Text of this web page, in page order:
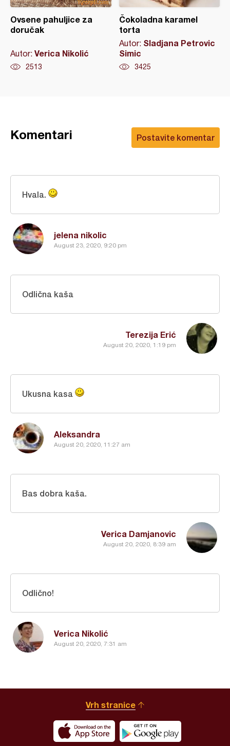
Ovsene pahuljice za
doručak
Autor: Verica Nikolić
2513
Čokoladna karamel
torta
Autor: Sladjana Petrovic
Simic
3425
Postavite komentar
Komentari
jelena nikolic
August 23, 2020, 9:20 pm
Hvala.
Terezija Erić
August 20, 2020, 1:19 pm
Odlična kaša
Aleksandra
August 20, 2020, 11:27 am
Ukusna kasa
Verica Damjanovic
August 20, 2020, 8:39 am
Bas dobra kaša.
Verica Nikolić
August 20, 2020, 7:31 am
Odlično!
Vrh stranice